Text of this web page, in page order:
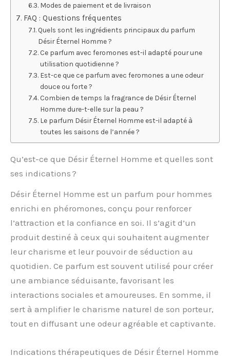
Modes de paiement et de livraison
FAQ : Questions fréquentes
Quels sont les ingrédients principaux du parfum
Désir Éternel Homme ?
Ce parfum avec feromones est-il adapté pour une
utilisation quotidienne ?
Est-ce que ce parfum avec feromones a une odeur
douce ou forte ?
Combien de temps la fragrance de Désir Éternel
Homme dure-t-elle sur la peau ?
Le parfum Désir Éternel Homme est-il adapté à
toutes les saisons de l’année ?
Qu’est-ce que Désir Éternel Homme et quelles sont
ses indications ?
Désir Éternel Homme est un parfum pour hommes
enrichi en phéromones, conçu pour renforcer
l’attraction et la confiance en soi. Il s’agit d’un
produit destiné à ceux qui souhaitent augmenter
leur charisme et leur pouvoir de séduction au
quotidien. Ce parfum est souvent utilisé pour créer
une ambiance séduisante, favorisant les
interactions sociales et amoureuses. En somme, il
sert à amplifier le charisme naturel de son porteur,
tout en diffusant une odeur agréable et captivante.
Indications thérapeutiques de Désir Éternel Homme